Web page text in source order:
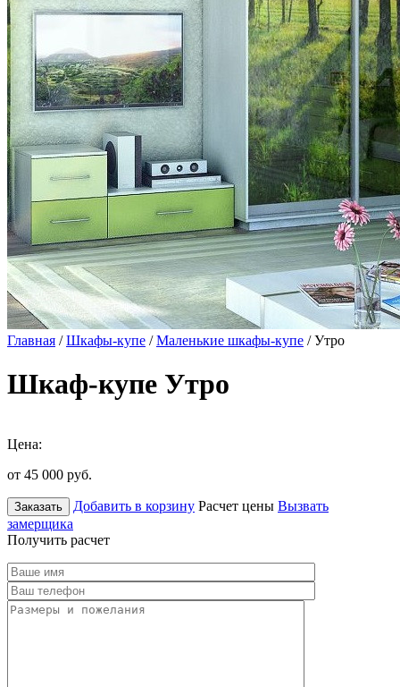
Главная /Шкафы-купе /Маленькие шкафы-купе / Утро
Шкаф-купе Утро
Цена:
от 45 000 руб.
Заказать Добавить в корзину Расчет цены Вызвать
замерщика
Получить расчет